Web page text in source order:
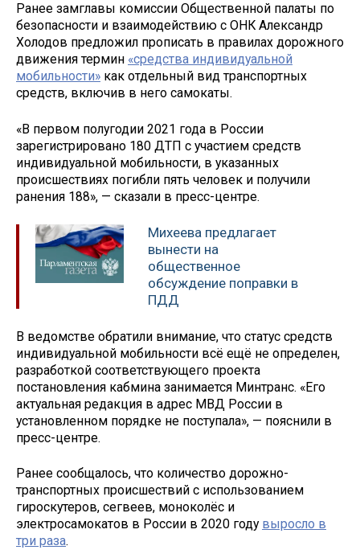
Ранее замглавы комиссии Общественной палаты по
безопасности и взаимодействию с ОНК Александр
Холодов предложил прописать в правилах дорожного
движения термин «средства индивидуальной
мобильности» как отдельный вид транспортных
средств, включив в него самокаты.
«В первом полугодии 2021 года в России
зарегистрировано 180 ДТП с участием средств
индивидуальной мобильности, в указанных
происшествиях погибли пять человек и получили
ранения 188», — сказали в пресс-центре.
Михеева предлагает
вынести на
общественное
обсуждение поправки в
ПДД
В ведомстве обратили внимание, что статус средств
индивидуальной мобильности всё ещё не определен,
разработкой соответствующего проекта
постановления кабмина занимается Минтранс. «Его
актуальная редакция в адрес МВД России в
установленном порядке не поступала», — пояснили в
пресс-центре.
Ранее сообщалось, что количество дорожно-
транспортных происшествий с использованием
гироскутеров, сегвеев, моноколёс и
электросамокатов в России в 2020 году выросло в
три раза.